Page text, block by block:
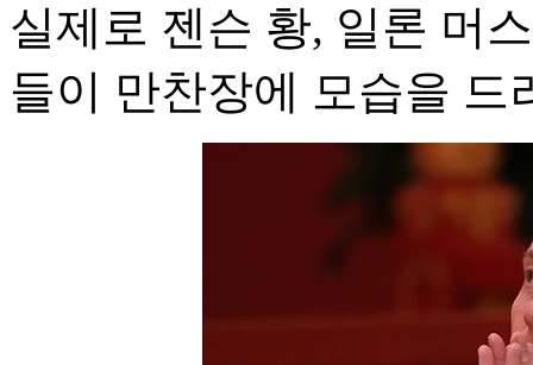
실제로 젠슨 황, 일론 머
들이 만찬장에 모습을 드